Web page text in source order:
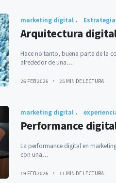
marketing digital Estrategia
Arquitectura
Hace no tanto, buena parte de la
alrededor de una…
26 FEB 2026 25 MIN DE LECTURA
marketing digital
Performance
La performance digital en
con una…
19 FEB 2026 11 MIN DE LECTURA